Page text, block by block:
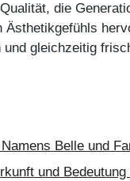
die
Ästhetikgefühls
gleichzeitig
Belle und
und